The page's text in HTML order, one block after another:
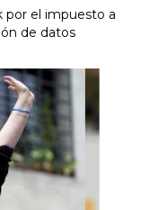
por el impuesto a
de datos